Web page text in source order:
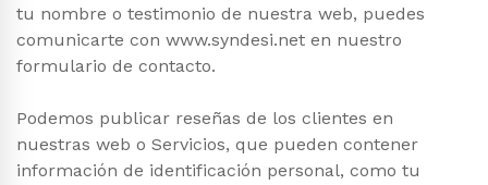
tu nombre o testimonio de nuestra web, puedes
comunicarte con www.syndesi.net en nuestro
formulario de contacto.
Podemos publicar reseñas de los clientes en
nuestras web o Servicios, que pueden contener
información de identificación personal, como tu